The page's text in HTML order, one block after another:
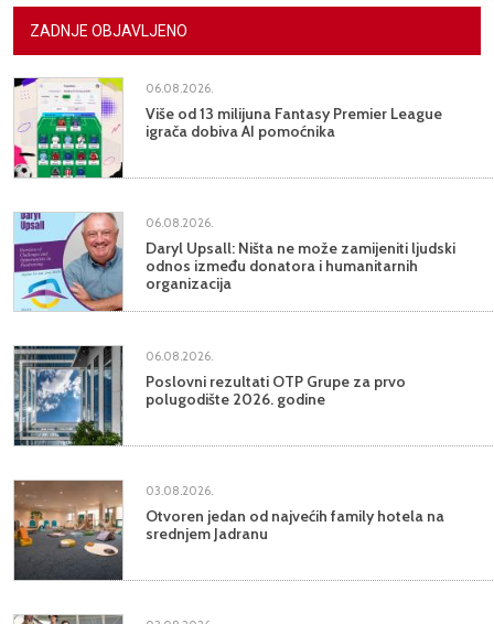
ZADNJE OBJAVLJENO
06.08.2026.
Više od 13 milijuna Fantasy Premier League
igrača dobiva AI pomoćnika
06.08.2026.
Daryl Upsall: Ništa ne može zamijeniti ljudski
odnos između donatora i humanitarnih
organizacija
06.08.2026.
Poslovni rezultati OTP Grupe za prvo
polugodište 2026. godine
03.08.2026.
Otvoren jedan od najvećih family hotela na
srednjem Jadranu